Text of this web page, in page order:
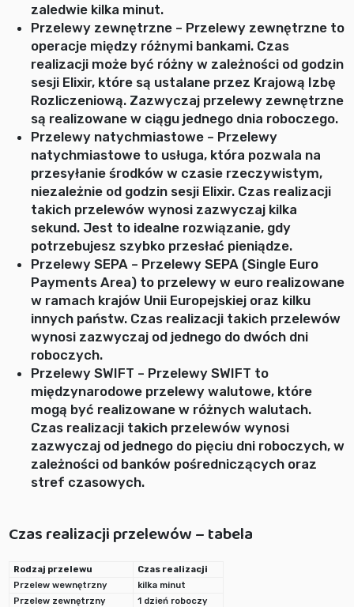
zaledwie kilka minut.
Przelewy zewnętrzne – Przelewy zewnętrzne to
operacje między różnymi bankami. Czas
realizacji może być różny w zależności od godzin
sesji Elixir, które są ustalane przez Krajową Izbę
Rozliczeniową. Zazwyczaj przelewy zewnętrzne
są realizowane w ciągu jednego dnia roboczego.
Przelewy natychmiastowe – Przelewy
natychmiastowe to usługa, która pozwala na
przesyłanie środków w czasie rzeczywistym,
niezależnie od godzin sesji Elixir. Czas realizacji
takich przelewów wynosi zazwyczaj kilka
sekund. Jest to idealne rozwiązanie, gdy
potrzebujesz szybko przesłać pieniądze.
Przelewy SEPA – Przelewy SEPA (Single Euro
Payments Area) to przelewy w euro realizowane
w ramach krajów Unii Europejskiej oraz kilku
innych państw. Czas realizacji takich przelewów
wynosi zazwyczaj od jednego do dwóch dni
roboczych.
Przelewy SWIFT – Przelewy SWIFT to
międzynarodowe przelewy walutowe, które
mogą być realizowane w różnych walutach.
Czas realizacji takich przelewów wynosi
zazwyczaj od jednego do pięciu dni roboczych, w
zależności od banków pośredniczących oraz
stref czasowych.
Czas realizacji przelewów – tabela
Rodzaj przelewu
Czas realizacji
Przelew wewnętrzny
kilka minut
Przelew zewnętrzny
1 dzień roboczy